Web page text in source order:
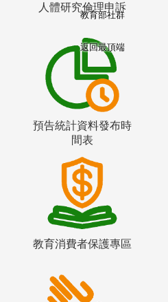
人體研究倫理申訴
預告統計資料發布時
間表
教育消費者保護專區
教育部社群
返回最頂端